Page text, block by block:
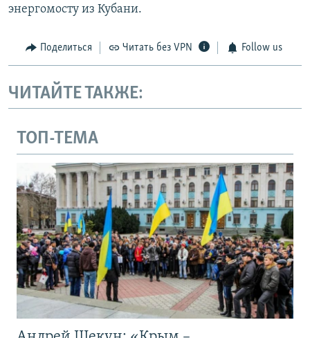
энергомосту из Кубани.
Поделиться Читать без VPN Follow us
ЧИТАЙТЕ ТАКЖЕ:
ТОП-ТЕМА